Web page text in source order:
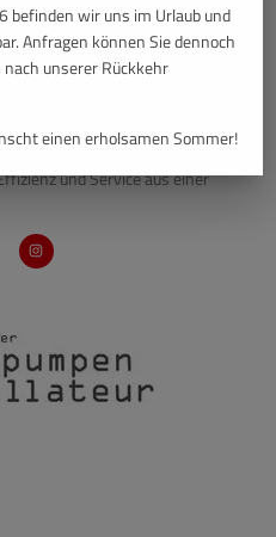
– Gemeinsam für
Installationslösungen und
Planung, Umsetzung oder
und Service aus einer
befinden wir uns im Urlaub und
Anfragen können Sie dennoch
unserer Rückkehr
einen erholsamen Sommer!